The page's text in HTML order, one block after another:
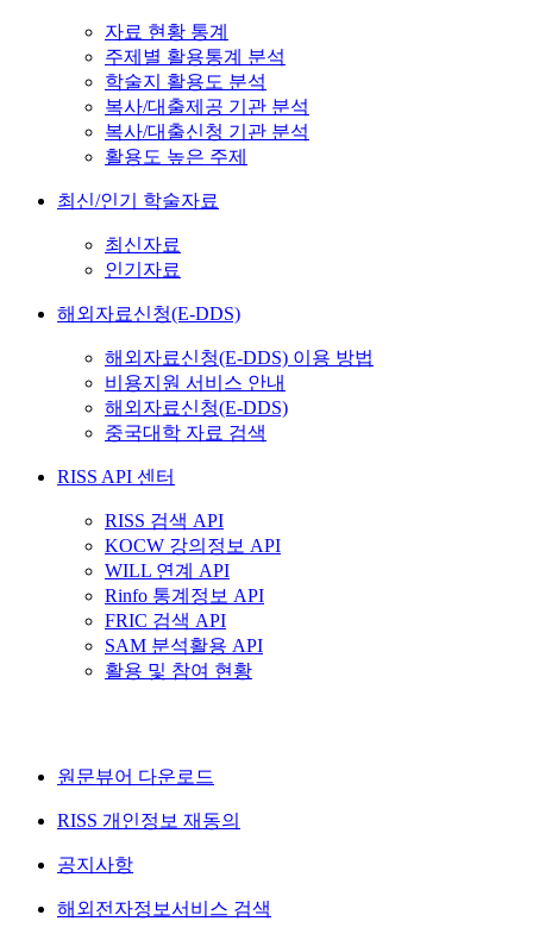
자료 현황 통계
주제별 활용통계 분석
학술지 활용도 분석
복사/대출제공 기관 분석
복사/대출신청 기관 분석
활용도 높은 주제
최신/인기 학술자료
최신자료
인기자료
해외자료신청(E-DDS)
해외자료신청(E-DDS) 이용 방법
비용지원 서비스 안내
해외자료신청(E-DDS)
중국대학 자료 검색
RISS API 센터
RISS 검색 API
KOCW 강의정보 API
WILL 연계 API
Rinfo 통계정보 API
FRIC 검색 API
SAM 분석활용 API
활용 및 참여 현황
원문뷰어 다운로드
RISS 개인정보 재동의
공지사항
해외전자정보서비스 검색